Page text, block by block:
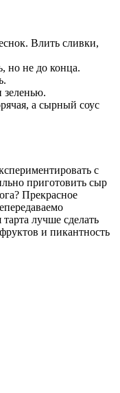
Влить сливки,
но не до конца.
зеленью.
а сырный соус
с
приготовить сыр
Прекрасное
лучше сделать
и пикантность